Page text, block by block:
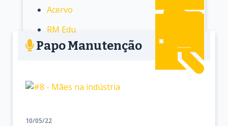
Acervo
RM Edu
Papo Manutenção
10/05/22